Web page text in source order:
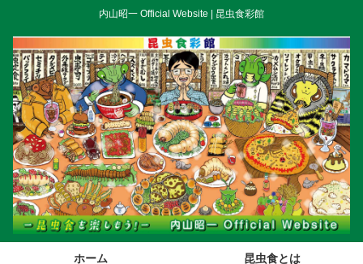
内山昭一 Official Website | 昆虫食彩館
ホーム 昆虫食とは